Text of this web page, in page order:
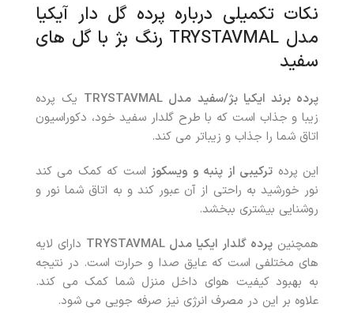
نکات تکمیلی درباره پرده گل‌ دار آیکیا
مدل TRYSTAVMAL رنگ بژ با گل های
سفید
پرده برند ایکیا بژ/سفید مدل
یک پرده
زیبا و جذاب است که با طرح گلدار سفید خود، دکوراسیون
اتاق شما را جذاب و زیباتر می کند.
این پرده ترکیبی از پنبه و ویسکوزاست که کمک می کند
نور خورشید به راحتی از آن عبور کند و به اتاق شما نور و
روشنایی بیشتری ببخشد.
همچنین پرده گلدار ایکیا مدل
دارای لایه
های مختلفی است که عایق صدا و حرارت است. در نتیجه
به بهبود کیفیت هوای داخل منزل شما کمک می کند.
علاوه بر این در مصرف انرژی نیز صرفه جویی می شود.